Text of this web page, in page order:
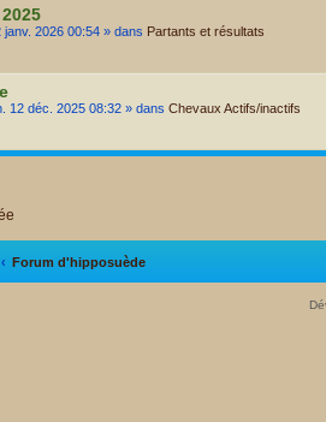
janv. 2026 00:54 » dans Partants et résultats
12 déc. 2025 08:32 » dans Chevaux Actifs/inactifs
Forum d'hipposuède